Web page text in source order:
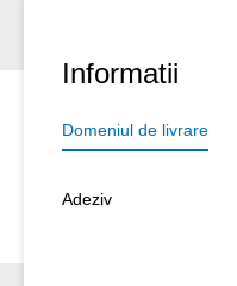
Informatii
Domeniul de livrare
Adeziv